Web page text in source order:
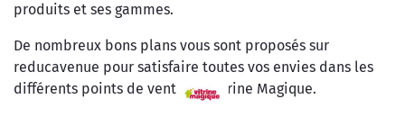
produits et ses gammes.
De nombreux bons plans vous sont proposés sur
reducavenue pour satisfaire toutes vos envies dans les
différents points de vente de Vitrine Magique.